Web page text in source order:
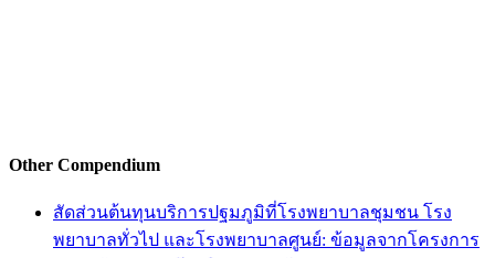
Other Compendium
สัดส่วนต้นทุนบริการปฐมภูมิที่โรงพยาบาลชุมชน โรง
พยาบาลทั่วไป และโรงพยาบาลศูนย์: ข้อมูลจากโครงการ